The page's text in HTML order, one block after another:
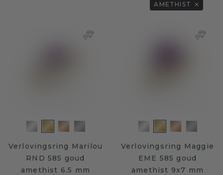
AMETHIST
Verlovingsring Marilou
RND 585 goud
amethist 6.5 mm
Verlovingsring Maggie
EME 585 goud
amethist 9x7 mm